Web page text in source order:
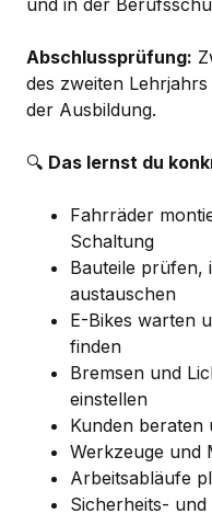
und in der
Abschlussprüfung:
des zweiten
der Ausbildung.
🔍 Das lernst du
Fahrräder
Schaltung
Bauteile prüfen,
austauschen
E-Bikes warten
finden
Bremsen und
einstellen
Kunden
Werkzeuge und
Arbeitsabläufe
Sicherheits-